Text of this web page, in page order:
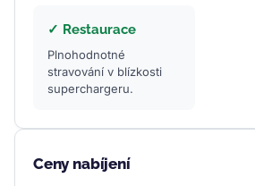
✓ Restaurace
Plnohodnotné
stravování v blízkosti
superchargeru.
Ceny nabíjení